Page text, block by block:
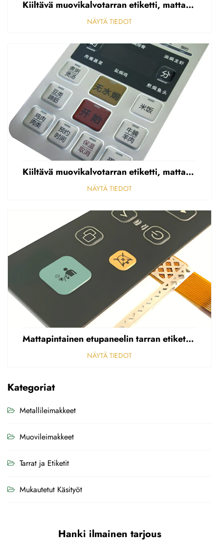
Kiiltävä muovikalvotarran etiketti, mattapintainen etupaneelin tarran etiketti, korostettu polycarbonaattipäällys
NÄYTÄ TIEDOT
Kiiltävä muovikalvotarran etiketti, mattapintainen etupaneelin tarran etiketti, korostettu polycarbonaattipäällys
NÄYTÄ TIEDOT
Mattapintainen etupaneelin tarran etiketti, reikäinen sumea, 0,25 mm paksuinen polycarbonaatti-/PVC-tarran etiketti
NÄYTÄ TIEDOT
Kategoriat
Metallileimakkeet
Muovileimakkeet
Tarrat ja Etiketit
Mukautetut Käsityöt
Hanki ilmainen tarjous